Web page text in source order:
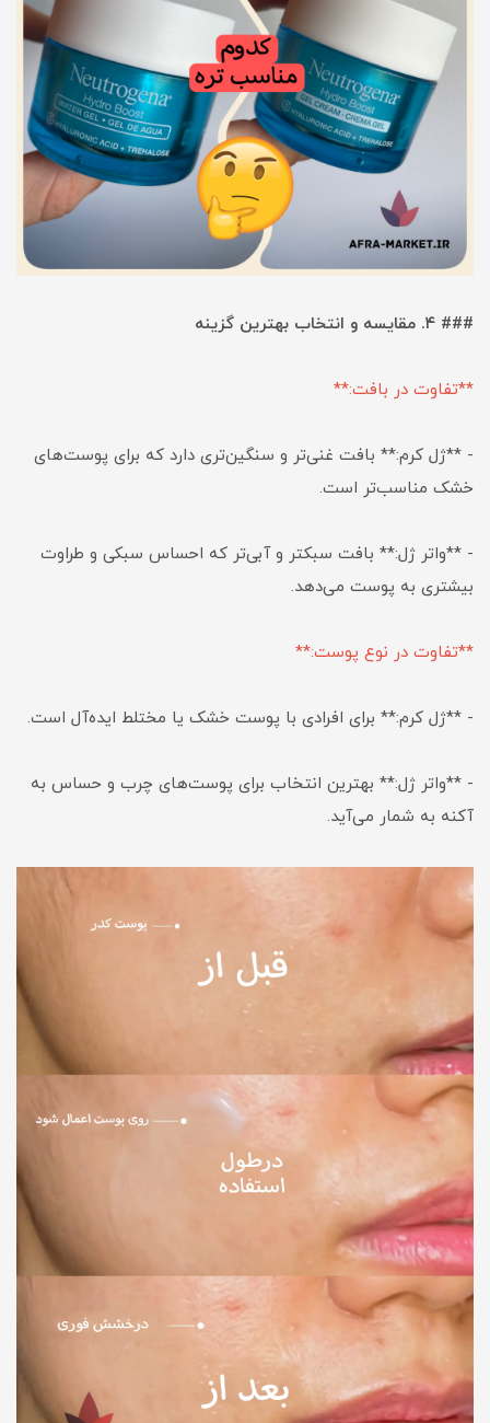
### ۴. مقایسه و انتخاب بهترین گزینه
**تفاوت در بافت:**
- **ژل کرم:** بافت غنی‌تر و سنگین‌تری دارد که برای پوست‌های
خشک مناسب‌تر است.
- **واتر ژل:** بافت سبکتر و آبی‌تر که احساس سبکی و طراوت
بیشتری به پوست می‌دهد.
**تفاوت در نوع پوست:**
- **ژل کرم:** برای افرادی با پوست خشک یا مختلط ایده‌آل است.
- **واتر ژل:** بهترین انتخاب برای پوست‌های چرب و حساس به
آکنه به شمار می‌آید.